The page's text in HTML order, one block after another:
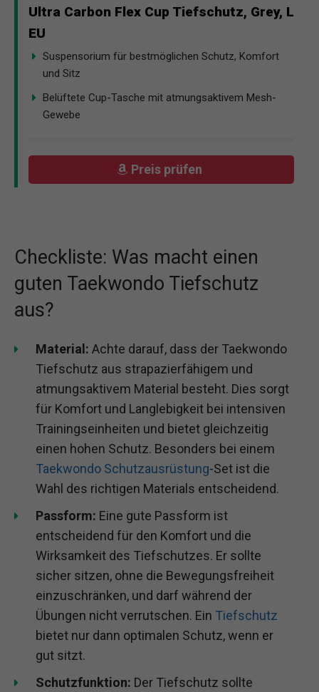
Ultra Carbon Flex Cup Tiefschutz, Grey, L
EU
Suspensorium für bestmöglichen Schutz, Komfort
und Sitz
Belüftete Cup-Tasche mit atmungsaktivem Mesh-
Gewebe
Preis prüfen
Checkliste: Was macht einen
guten Taekwondo Tiefschutz
aus?
Material: Achte darauf, dass der Taekwondo
Tiefschutz aus strapazierfähigem und
atmungsaktivem Material besteht. Dies sorgt
für Komfort und Langlebigkeit bei intensiven
Trainingseinheiten und bietet gleichzeitig
einen hohen Schutz. Besonders bei einem
Taekwondo Schutzausrüstung-Set ist die
Wahl des richtigen Materials entscheidend.
Passform: Eine gute Passform ist
entscheidend für den Komfort und die
Wirksamkeit des Tiefschutzes. Er sollte
sicher sitzen, ohne die Bewegungsfreiheit
einzuschränken, und darf während der
Übungen nicht verrutschen. Ein Tiefschutz
bietet nur dann optimalen Schutz, wenn er
gut sitzt.
Schutzfunktion: Der Tiefschutz sollte